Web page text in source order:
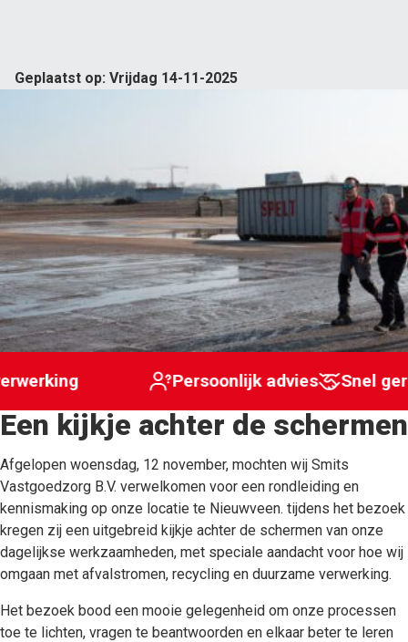
MEER VAN SPELT
Bedrijven Particulieren
Klantportaal Werken bij
Vestigingen Nieuws
Contact
Geplaatst op: Vrijdag 14-11-2025
Persoonlijk advies Snel
Een kijkje achter de schermen
Afgelopen woensdag, 12 november, mochten wij Smits
Vastgoedzorg B.V. verwelkomen voor een rondleiding en
kennismaking op onze locatie te Nieuwveen. tijdens het bezoek
kregen zij een uitgebreid kijkje achter de schermen van onze
dagelijkse werkzaamheden, met speciale aandacht voor hoe wij
omgaan met afvalstromen, recycling en duurzame verwerking.
Het bezoek bood een mooie gelegenheid om onze processen
toe te lichten, vragen te beantwoorden en elkaar beter te leren